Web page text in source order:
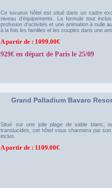
Ce luxueux hôtel est situé dans un cadre
niveau d'équipements. La formule tout
profusion d'activités et une animation à nulle
à la fois les familles et les couples dans une
A partir de : 1099.00€
929€ en départ de Paris le 25/09
Grand Palladium Bavaro
Situé sur une jolie plage de sable blanc,
translucides, cet hôtel vous charmera par
inclus.
A partir de : 1109.00€